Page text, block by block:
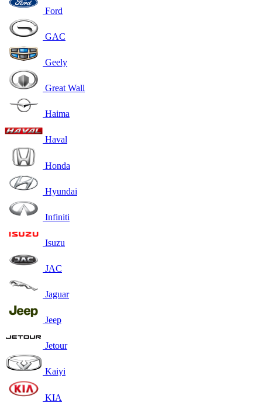
Ford
GAC
Geely
Great Wall
Haima
Haval
Honda
Hyundai
Infiniti
Isuzu
JAC
Jaguar
Jeep
Jetour
Kaiyi
KIA